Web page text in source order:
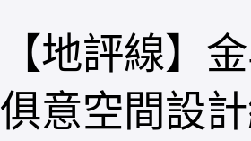
【地評線】
俱意空間設計